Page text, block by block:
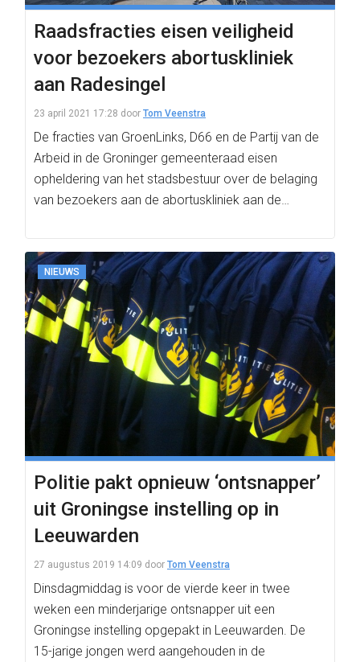
Raadsfracties eisen veiligheid
voor bezoekers abortuskliniek
aan Radesingel
23 april 2021 17:28 door Tom Veenstra
De fracties van GroenLinks, D66 en de Partij van de
Arbeid in de Groninger gemeenteraad eisen
opheldering van het stadsbestuur over de belaging
van bezoekers aan de abortuskliniek aan de…
NIEUWS
Politie pakt opnieuw ‘ontsnapper’
uit Groningse instelling op in
Leeuwarden
27 augustus 2019 14:09 door Tom Veenstra
Dinsdagmiddag is voor de vierde keer in twee
weken een minderjarige ontsnapper uit een
Groningse instelling opgepakt in Leeuwarden. De
15-jarige jongen werd aangehouden in de